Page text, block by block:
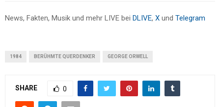
News, Fakten, Musik und mehr LIVE bei DLIVE, X und Telegram
1984 BERÜHMTE QUERDENKER GEORGE ORWELL
SHARE 0